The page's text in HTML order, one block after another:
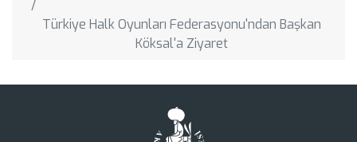
Türkiye Halk Oyunları Federasyonu'ndan Başkan
Köksal'a Ziyaret